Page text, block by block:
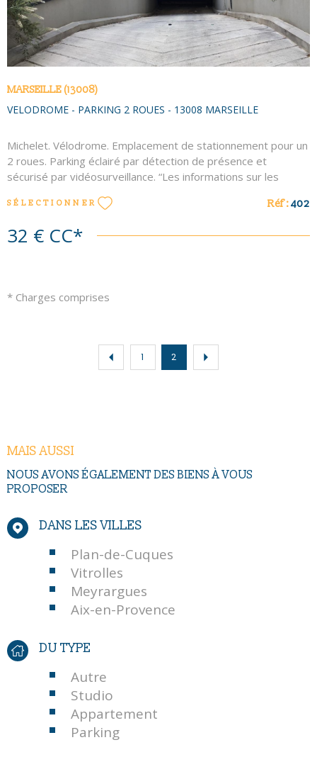
MARSEILLE (13008)
VELODROME - PARKING 2 ROUES - 13008 MARSEILLE
Michelet. Vélodrome. Emplacement de stationnement pour un
2 roues. Parking éclairé par détection de présence et
sécurisé par vidéosurveillance. “Les informations sur les
site Géorisques http://www.georisques.gouv.fr”. Les
disponibles sur le site Géorisques
SÉLECTIONNER Réf :402
32 € CC*
* Charges comprises
1 2
MAIS AUSSI
NOUS AVONS ÉGALEMENT DES BIENS À VOUS
PROPOSER
DANS LES VILLES
Plan-de-Cuques
Vitrolles
Meyrargues
Aix-en-Provence
DU TYPE
Autre
Studio
Appartement
Parking